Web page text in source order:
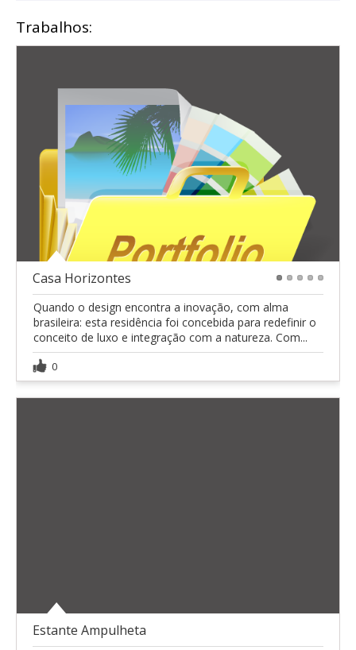
Trabalhos:
Casa Horizontes
Quando o design encontra a inovação, com alma
brasileira: esta residência foi concebida para redefinir o
conceito de luxo e integração com a natureza. Com...
0
Estante Ampulheta